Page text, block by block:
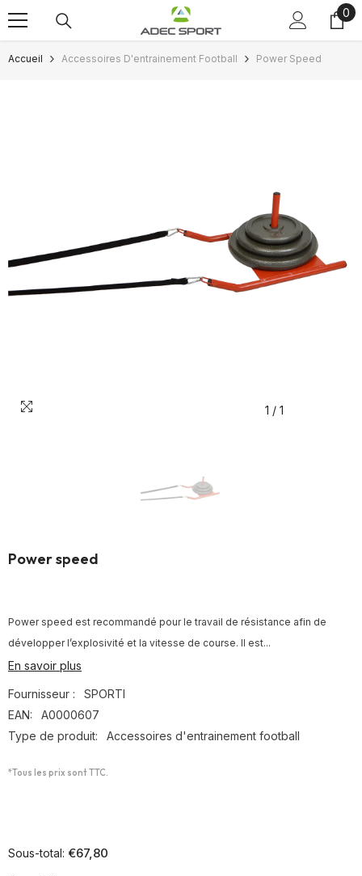
Passer au contenu 0
0
Accueil Accessoires D'entrainement Football Power Speed
1 / 1
Power speed
Power speed est recommandé pour le travail de résistance afin de
développer l’explosivité et la vitesse de course. Il est...
En savoir plus
Fournisseur :
SPORTI
EAN:
A0000607
Type de produit:
Accessoires d'entrainement football
*Tous les prix sont TTC.
Sous-total: €67,80